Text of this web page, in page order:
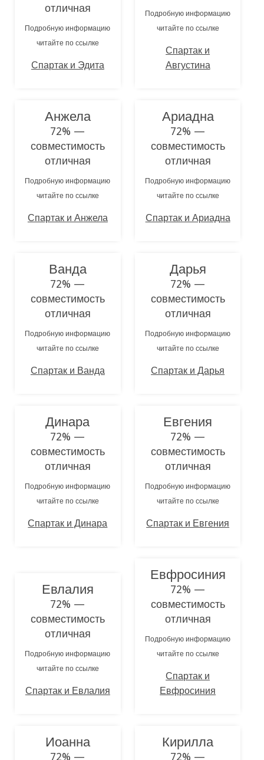
отличная
Подробную информацию
читайте по ссылке
Спартак и Эдита
Подробную информацию
читайте по ссылке
Спартак и
Августина
Анжела
72% —
совместимость
отличная
Подробную информацию
читайте по ссылке
Спартак и Анжела
Ариадна
72% —
совместимость
отличная
Подробную информацию
читайте по ссылке
Спартак и Ариадна
Ванда
72% —
совместимость
отличная
Подробную информацию
читайте по ссылке
Спартак и Ванда
Дарья
72% —
совместимость
отличная
Подробную информацию
читайте по ссылке
Спартак и Дарья
Динара
72% —
совместимость
отличная
Подробную информацию
читайте по ссылке
Спартак и Динара
Евгения
72% —
совместимость
отличная
Подробную информацию
читайте по ссылке
Спартак и Евгения
Евлалия
72% —
совместимость
отличная
Подробную информацию
читайте по ссылке
Спартак и Евлалия
Евфросиния
72% —
совместимость
отличная
Подробную информацию
читайте по ссылке
Спартак и
Евфросиния
Иоанна
72% —
Кирилла
72% —